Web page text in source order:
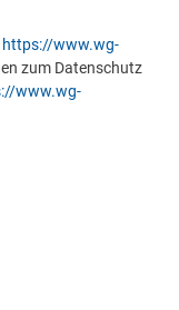
https://www.wg-
zum Datenschutz
www.wg-